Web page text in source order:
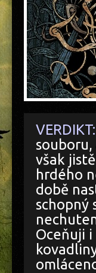
VERDIKT:
však
hrdého
době
schopný
Oceňuji